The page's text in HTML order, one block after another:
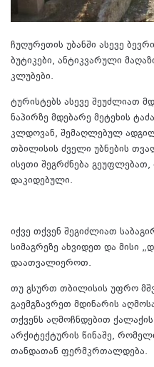
ჩუღურეთის უბანში ასევე
ბუტიკები, ანტიკვარული
კლუბები.
ტურისტებს ასევე შეუძლიათ
ნაპირზე მდებარე მეტეხის
კლდოვან, შემაღლებულ
თბილისის ძველი უბნების
ისეთი შეგრძნება
დაკიდებული.
იქვე თქვენ შეგიძლიათ
სიმაგრეზე ახვიდეთ და მისი
დაათვალიეროთ.
თუ გსურთ თბილისის უფრო
გაემგზავრეთ მდინარის
თქვენს აღმოჩნდებით
არქიტექტურის წინაშე,
თანდათან ფერმკრთალდება.